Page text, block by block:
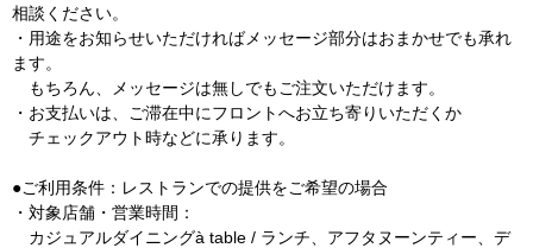
相談ください。
・用途をお知らせいただければメッセージ部分はおまかせでも承れ
ます。
もちろん、メッセージは無しでもご注文いただけます。
・お支払いは、ご滞在中にフロントへお立ち寄りいただくか
チェックアウト時などに承ります。
●ご利用条件：レストランでの提供をご希望の場合
・対象店舗・営業時間：
カジュアルダイニングà table / ランチ、アフタヌーンティー、デ